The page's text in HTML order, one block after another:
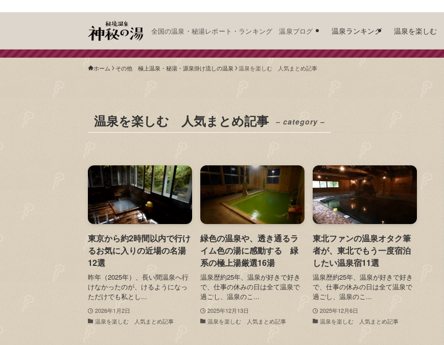
全国の温泉・秘湯レポート・ランキング 温泉ブログ 温泉ランキング 温泉を楽しむ
ホーム その他 極上温泉・秘湯・源泉掛け流しの温泉 温泉を楽しむ 人気まとめ記事
温泉を楽しむ 人気まとめ記事 – category –
東京から約2時間以内で行け
るお気に入りの近場の名湯
12選
昨年（2025年）、長い間温泉へ行
けなかったのが、けるようになっ
ただけでも私とし...
2026年1月2日
温泉を楽しむ 人気まとめ記事
緑色の温泉や、透き通るラ
イム色の湯に感動する 緑
系の極上湯厳選16湯
温泉歴約25年、温泉が好きで好き
で、仕事の休みの日は全て温泉で
過ごし、温泉のこ...
2025年12月13日
温泉を楽しむ 人気まとめ記事
東北ファンの温泉オタク筆
者が、東北でもう一度宿泊
したい温泉宿11選
温泉歴約25年、温泉が好きで好き
で、仕事の休みの日は全て温泉で
過ごし、温泉のこ...
2025年12月6日
温泉を楽しむ 人気まとめ記事